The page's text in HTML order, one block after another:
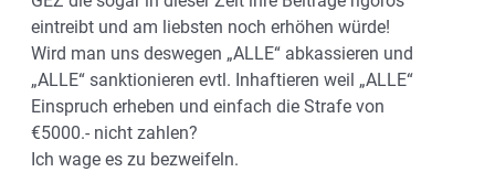
eintreibt und am liebsten noch erhöhen würde!
Wird man uns deswegen „ALLE“ abkassieren und
„ALLE“ sanktionieren evtl. Inhaftieren weil „ALLE“
Einspruch erheben und einfach die Strafe von
€5000.- nicht zahlen?
Ich wage es zu bezweifeln.